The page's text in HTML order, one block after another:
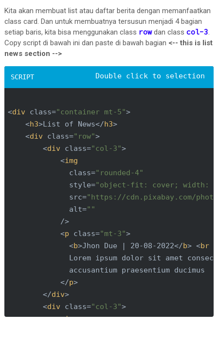
Kita akan membuat list atau daftar berita dengan memanfaatkan
class card. Dan untuk membuatnya tersusun menjadi 4 bagian
setiap baris, kita bisa menggunakan class rowdan class col-3
Copy script di bawah ini dan paste di bawah bagian <-- this is list
news section -->
<div class="container mt-5">
<h3>List of News</h3>
<div class="row">
<div class="col-3">
<img
class="rounded-4"
style="object-fit: cover; width:
src="https://cdn.pixabay.com/
alt=""
            />
<p class="mt-3">
<b>Jhon Due | 20-08-2022</b> <br
Lorem ipsum dolor sit amet
              accusantium praesentium ducimus
</p>
</div>
<div class="col-3">
<img